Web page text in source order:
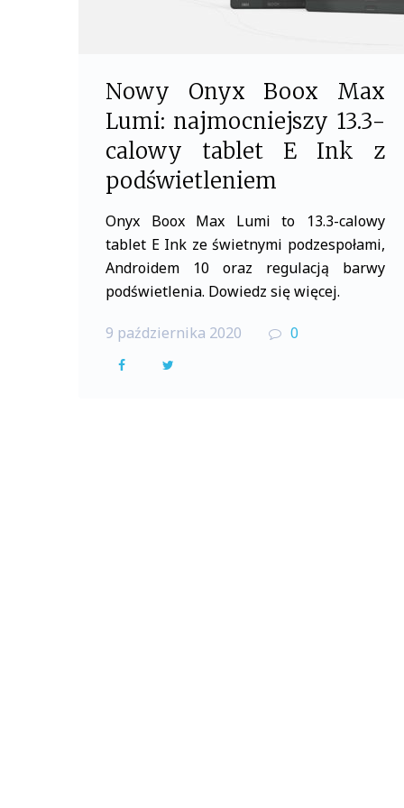
Nowy Onyx Boox Max
Lumi: najmocniejszy 13.3-
calowy tablet E Ink z
podświetleniem
Onyx Boox Max Lumi to 13.3-calowy
tablet E Ink ze świetnymi podzespołami,
Androidem 10 oraz regulacją barwy
podświetlenia. Dowiedz się więcej.
9 października 2020 0
F